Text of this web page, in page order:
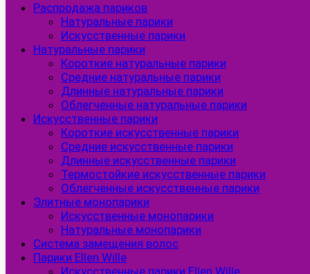
Распродажа париков
Натуральные парики
Искусственные парики
Натуральные парики
Короткие натуральные парики
Средние натуральные парики
Длинные натуральные парики
Облегченные натуральные парики
Искусственные парики
Короткие искусственные парики
Средние искусственные парики
Длинные искусственные парики
Термостойкие искусственные парики
Облегченные искусственные парики
Элитные монопарики
Искусственные монопарики
Натуральные монопарики
Система замещения волос
Парики Ellen Wille
Искусственные парики Ellen Wille